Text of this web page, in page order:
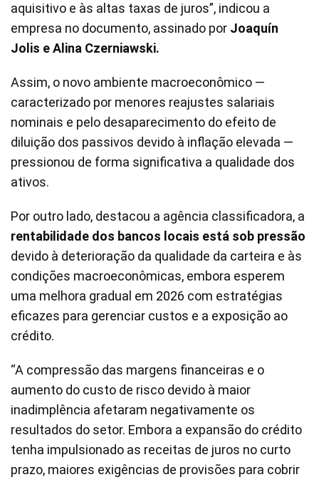
aquisitivo e às altas taxas de juros”, indicou a
empresa no documento, assinado por Joaquín
Jolis e Alina Czerniawski.
Assim, o novo ambiente macroeconômico —
caracterizado por menores reajustes salariais
nominais e pelo desaparecimento do efeito de
diluição dos passivos devido à inflação elevada —
pressionou de forma significativa a qualidade dos
ativos.
Por outro lado, destacou a agência classificadora, a
rentabilidade dos bancos locais está sob pressão
devido à deterioração da qualidade da carteira e às
condições macroeconômicas, embora esperem
uma melhora gradual em 2026 com estratégias
eficazes para gerenciar custos e a exposição ao
crédito.
“A compressão das margens financeiras e o
aumento do custo de risco devido à maior
inadimplência afetaram negativamente os
resultados do setor. Embora a expansão do crédito
tenha impulsionado as receitas de juros no curto
prazo, maiores exigências de provisões para cobrir